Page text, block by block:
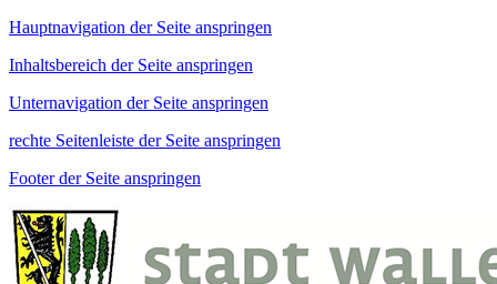
Hauptnavigation der Seite anspringen
Inhaltsbereich der Seite anspringen
Unternavigation der Seite anspringen
rechte Seitenleiste der Seite anspringen
Footer der Seite anspringen